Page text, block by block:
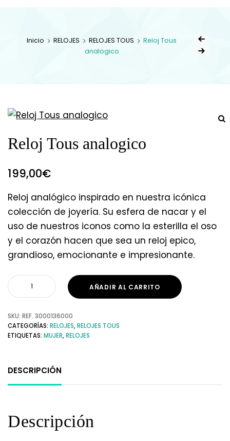
Inicio RELOJES RELOJES TOUS
Reloj Tous
analogico
Reloj Tous analogico
199,00€
Reloj analógico inspirado en nuestra icónica
colección de joyería. Su esfera de nacar y el
uso de nuestros iconos como la esterilla el oso
y el corazón hacen que sea un reloj epico,
grandioso, emocionante e impresionante.
AÑADIR AL CARRITO
SKU: REF. 3000136000
CATEGORÍAS: RELOJES,RELOJES TOUS
ETIQUETAS: MUJER,RELOJES
DESCRIPCIÓN
Descripción